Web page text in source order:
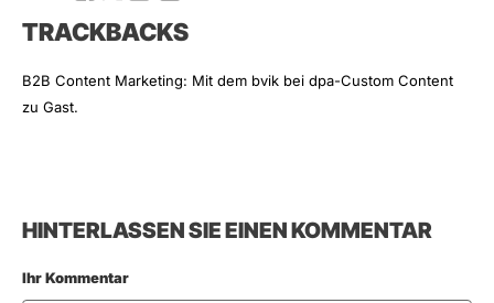
TRACKBACKS
B2B Content Marketing: Mit dem bvik bei dpa-Custom Content
zu Gast.
HINTERLASSEN SIE EINEN KOMMENTAR
Ihr Kommentar